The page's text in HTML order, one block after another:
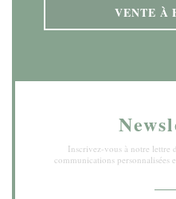
VENTE À
Inscrivez-vous à notre
communications personnalisées